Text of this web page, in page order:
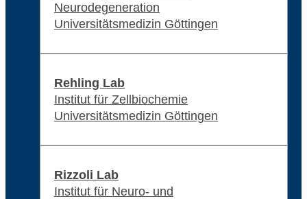
Neurodegeneration
Universitätsmedizin Göttingen
Rehling Lab
Institut für Zellbiochemie
Universitätsmedizin Göttingen
Rizzoli Lab
Institut für Neuro- und